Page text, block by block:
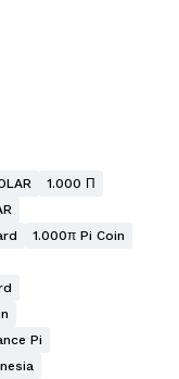
1.000 Π
1.000π Pi Coin
Pi